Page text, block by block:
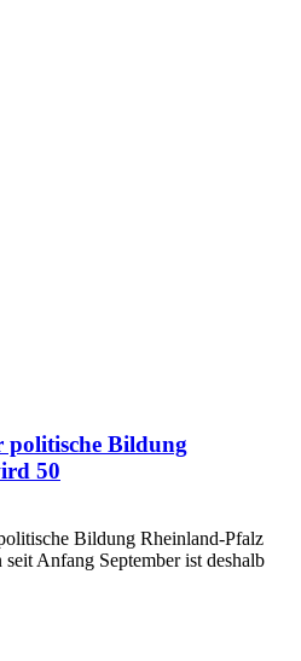
politische Bildung
50
Bildung Rheinland-Pfalz
Anfang September ist deshalb